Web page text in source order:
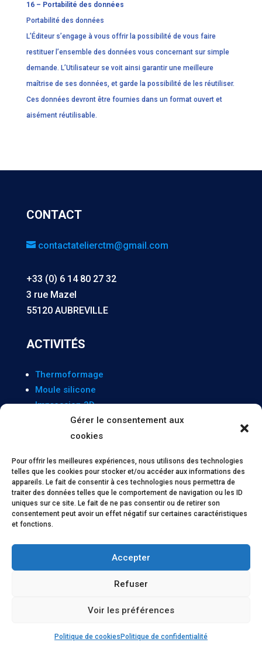
Gérer le consentement aux
cookies
Pour offrir les meilleures expériences, nous utilisons des technologies
telles que les cookies pour stocker et/ou accéder aux informations des
appareils. Le fait de consentir à ces technologies nous permettra de
traiter des données telles que le comportement de navigation ou les ID
uniques sur ce site. Le fait de ne pas consentir ou de retirer son
consentement peut avoir un effet négatif sur certaines caractéristiques
et fonctions.
Accepter
Refuser
Voir les préférences
Politique de cookies Politique de confidentialité
16 – Portabilité des données
Portabilité des données
L’Éditeur s’engage à vous offrir la possibilité de vous faire
restituer l’ensemble des données vous concernant sur simple
demande. L’Utilisateur se voit ainsi garantir une meilleure
maîtrise de ses données, et garde la possibilité de les réutiliser.
Ces données devront être fournies dans un format ouvert et
aisément réutilisable.
CONTACT
contactatelierctm@gmail.com
+33 (0) 6 14 80 27 32
3 rue Mazel
55120 AUBREVILLE
ACTIVITÉS
Thermoformage
Moule silicone
Impression 3D
Moulage de moules alimentaires
Moulage d’Art
INFORMATIONS
Mentions légales
Réalisation : Concept Web Studio